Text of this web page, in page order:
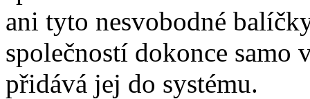
ani tyto nesvobodné
společností dokonce
přidává jej do systému.